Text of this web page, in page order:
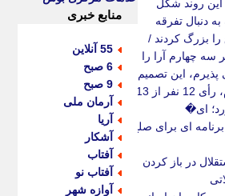
این روند شکل
دنبال تفرقه
را بزرگ کردند /
سه چهارم آرا را
این تصمیم
به جای سه چهارم، رأی 12 نفر از 13
ای�
ای برای صلح
در باز کردن
منابع خبری
55 آنلاین
6 صبح
9 صبح
آرمان ملی
آریا
آشکار
آفتاب
آفتاب نو
آوازه شهر